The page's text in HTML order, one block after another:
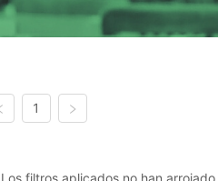
1
Los filtros aplicados no han